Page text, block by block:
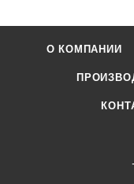
О КОМПАНИИ